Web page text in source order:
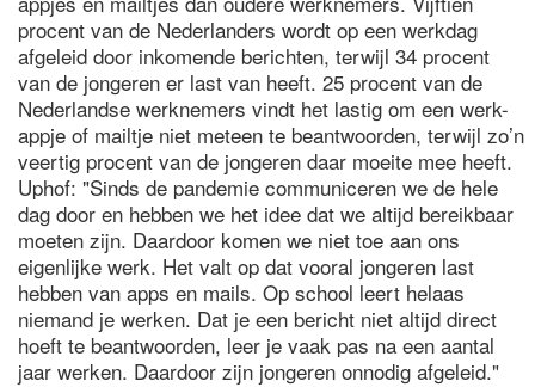
procent van de Nederlanders wordt op een werkdag
afgeleid door inkomende berichten, terwijl 34 procent
van de jongeren er last van heeft. 25 procent van de
Nederlandse werknemers vindt het lastig om een werk-
appje of mailtje niet meteen te beantwoorden, terwijl zo’n
veertig procent van de jongeren daar moeite mee heeft.
Uphof: "Sinds de pandemie communiceren we de hele
dag door en hebben we het idee dat we altijd bereikbaar
moeten zijn. Daardoor komen we niet toe aan ons
eigenlijke werk. Het valt op dat vooral jongeren last
hebben van apps en mails. Op school leert helaas
niemand je werken. Dat je een bericht niet altijd direct
hoeft te beantwoorden, leer je vaak pas na een aantal
jaar werken. Daardoor zijn jongeren onnodig afgeleid."